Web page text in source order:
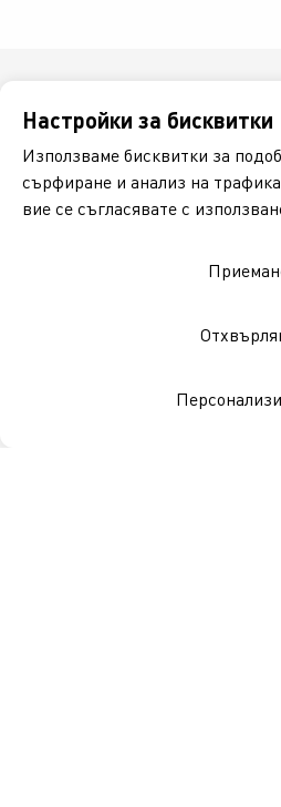
Настройки за бисквитки
Използваме бисквитки за
сърфиране и анализ на
вие се съгласявате с